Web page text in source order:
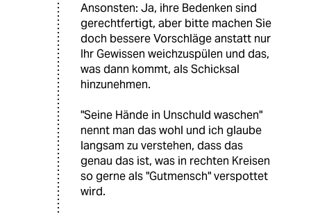
Ansonsten: Ja, ihre Bedenken sind
gerechtfertigt, aber bitte machen Sie
doch bessere Vorschläge anstatt nur
Ihr Gewissen weichzuspülen und das,
was dann kommt, als Schicksal
hinzunehmen.
"Seine Hände in Unschuld waschen"
nennt man das wohl und ich glaube
langsam zu verstehen, dass das
genau das ist, was in rechten Kreisen
so gerne als "Gutmensch" verspottet
wird.